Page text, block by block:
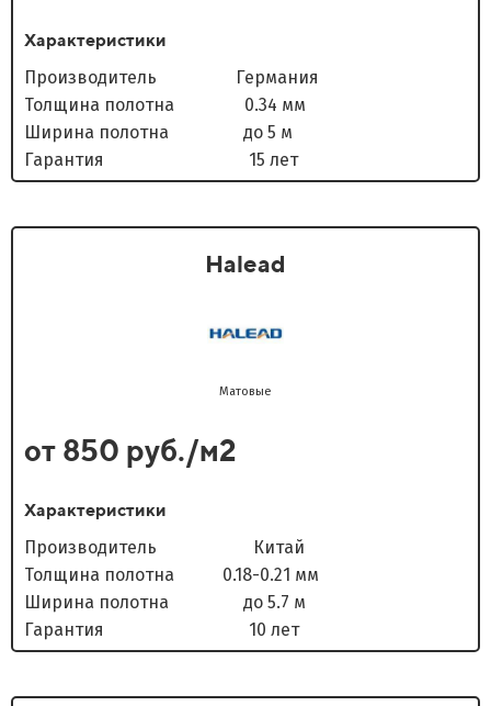
Характеристики
Производитель Германия
Толщина полотна 0.34 мм
Ширина полотна до 5 м
Гарантия 15 лет
Halead
Матовые
от 850 руб./м2
Характеристики
Производитель Китай
Толщина полотна 0.18-0.21 мм
Ширина полотна до 5.7 м
Гарантия 10 лет